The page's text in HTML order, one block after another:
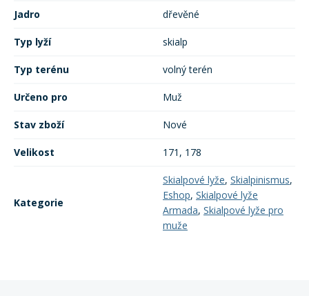
Jadro dřevěné
Typ lyží skialp
Typ terénu volný terén
Určeno pro Muž
Stav zboží Nové
Velikost 171, 178
Kategorie
Skialpové lyže, Skialpinismus,
Eshop, Skialpové lyže
Armada, Skialpové lyže pro
muže